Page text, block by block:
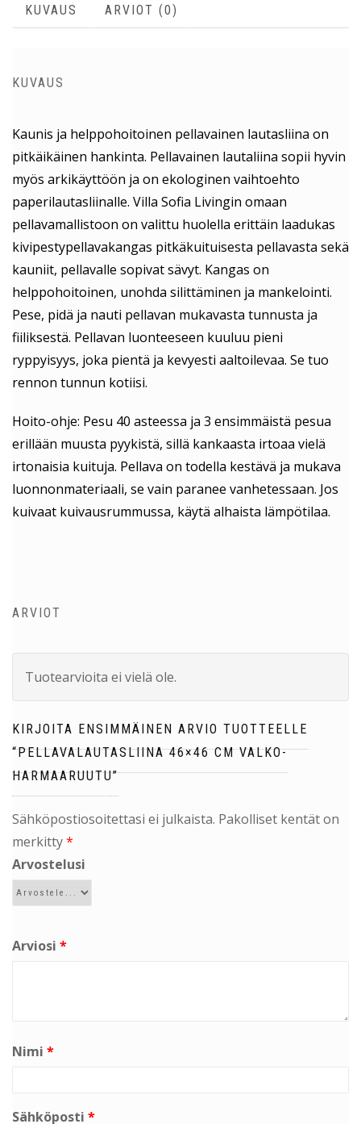
KUVAUS ARVIOT (0)
KUVAUS
Kaunis ja helppohoitoinen pellavainen lautasliina on
pitkäikäinen hankinta. Pellavainen lautaliina sopii hyvin
myös arkikäyttöön ja on ekologinen vaihtoehto
paperilautasliinalle. Villa Sofia Livingin omaan
pellavamallistoon on valittu huolella erittäin laadukas
kivipestypellavakangas pitkäkuituisesta pellavasta sekä
kauniit, pellavalle sopivat sävyt. Kangas on
helppohoitoinen, unohda silittäminen ja mankelointi.
Pese, pidä ja nauti pellavan mukavasta tunnusta ja
fiiliksestä. Pellavan luonteeseen kuuluu pieni
ryppyisyys, joka pientä ja kevyesti aaltoilevaa. Se tuo
rennon tunnun kotiisi.
Hoito-ohje: Pesu 40 asteessa ja 3 ensimmäistä pesua
erillään muusta pyykistä, sillä kankaasta irtoaa vielä
irtonaisia kuituja. Pellava on todella kestävä ja mukava
luonnonmateriaali, se vain paranee vanhetessaan. Jos
kuivaat kuivausrummussa, käytä alhaista lämpötilaa.
ARVIOT
Tuotearvioita ei vielä ole.
KIRJOITA ENSIMMÄINEN ARVIO TUOTTEELLE
“PELLAVALAUTASLIINA 46×46 CM VALKO-
HARMAARUUTU”
Sähköpostiosoitettasi ei julkaista. Pakolliset kentät on
merkitty*
Arvostelusi
Arviosi *
Nimi *
Sähköposti *